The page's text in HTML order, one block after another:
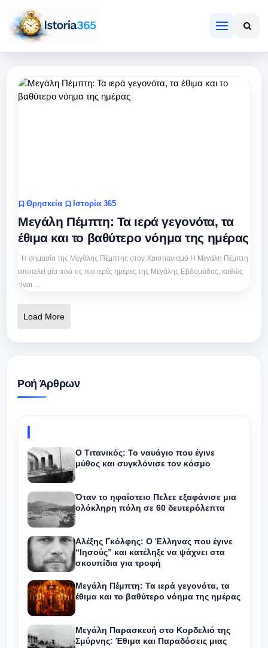
Θρησκεία Ιστορία 365
Μεγάλη Πέμπτη: Τα ιερά γεγονότα, τα
έθιμα και το βαθύτερο νόημα της ημέρας
Η σημασία της Μεγάλης Πέμπτης στον Χριστιανισμό Η Μεγάλη Πέμπτη
αποτελεί μία από τις πιο ιερές ημέρες της Μεγάλης Εβδομάδας, καθώς
είναι ...
Load More
Ροή Άρθρων
Ο Τιτανικός: Το ναυάγιο που έγινε
μύθος και συγκλόνισε τον κόσμο
Όταν το ηφαίστειο Πελεε εξαφάνισε μια
ολόκληρη πόλη σε 60 δευτερόλεπτα
Αλέξης Γκόλφης: Ο Έλληνας που έγινε
“Ιησούς” και κατέληξε να ψάχνει στα
σκουπίδια για τροφή
Μεγάλη Πέμπτη: Τα ιερά γεγονότα, τα
έθιμα και το βαθύτερο νόημα της ημέρας
Μεγάλη Παρασκευή στο Κορδελιό της
Σμύρνης: Έθιμα και Παραδόσεις μιας